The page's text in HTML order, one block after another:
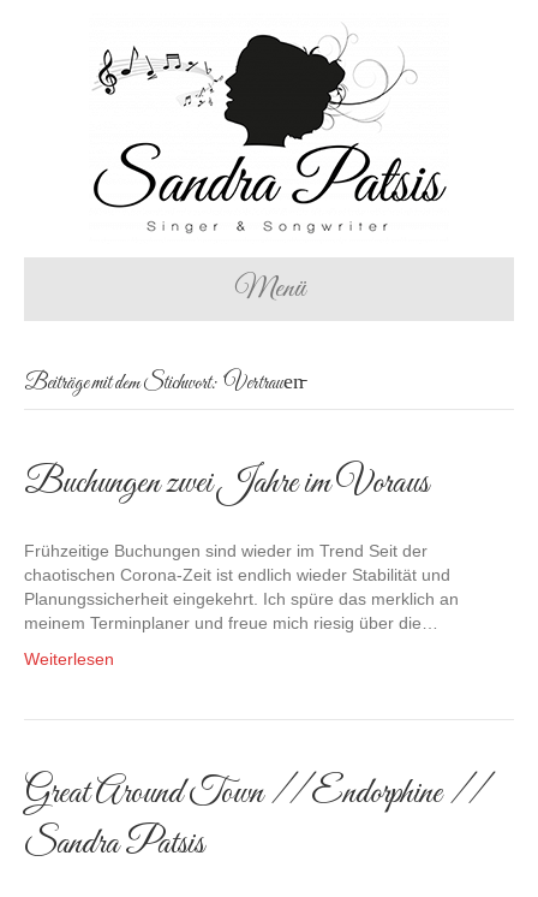
Menü
Beiträge mit dem Stichwort: ‘Vertrauen̵
Buchungen zwei Jahre im Voraus
Frühzeitige Buchungen sind wieder im Trend Seit der
chaotischen Corona-Zeit ist endlich wieder Stabilität und
Planungssicherheit eingekehrt. Ich spüre das merklich an
meinem Terminplaner und freue mich riesig über die…
Weiterlesen
Great Around Town // Endorphine //
Sandra Patsis